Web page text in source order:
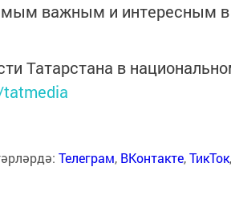
важным и интересным в
Татарстана в
Телеграм, ВКонтакте,ТикТок,